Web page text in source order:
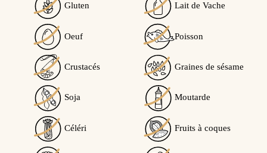
Gluten Lait de Vache
Oeuf Poisson
Crustacés Graines de sésame
Soja Moutarde
Céléri Fruits à coques